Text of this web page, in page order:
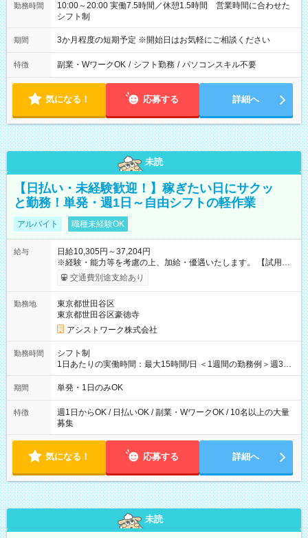
勤務時間
10:00～20:00 実働7.5時間／休憩1.5時間 営業時間に合わせた
シフト制
期間 3か月程度の短期予定 ※開始日はお気軽にご相談ください
特徴 副業・WワークOK / シフト勤務 / パソコンスキル不要
気になる！ 応募する 詳細へ
未読
【日払い・未経験歓迎！】稼ぎたい日にサクッ
と勤務！単発・週1日～自由シフトの軽作業
アルバイト 職種未経験OK
給与
日給10,305円～37,204円
※経験・能力等を考慮の上、加給・優遇いたします。 【試用期
間】試用期間なし
交通費別途支給あり
勤務地
東京都世田谷区
東京都世田谷区豪徳寺
アシストワーク株式会社
勤務時間
シフト制
1日あたりの実働時間：最大15時間/日 ＜1週間の勤務例＞週3回
勤務 勤務：月・水・金 休み：火・木・土・日 好きな時にお仕事
可能です！ ※1日あたりの最大実働時間は日勤、夜勤共に勤務し
期間 単発・1日のみOK
特徴
週1日からOK / 日払いOK / 副業・WワークOK / 10名以上の大量
募集
気になる！ 応募する 詳細へ
未読